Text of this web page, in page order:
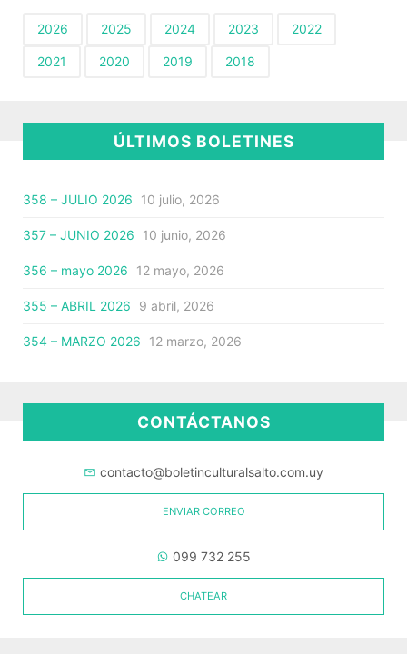
2026 2025 2024 2023 2022
2021 2020 2019 2018
ÚLTIMOS BOLETINES
358 – JULIO 2026 10 julio, 2026
357 – JUNIO 2026 10 junio, 2026
356 – mayo 2026 12 mayo, 2026
355 – ABRIL 2026 9 abril, 2026
354 – MARZO 2026 12 marzo, 2026
CONTÁCTANOS
contacto@boletinculturalsalto.com.uy
ENVIAR CORREO
099 732 255
CHATEAR